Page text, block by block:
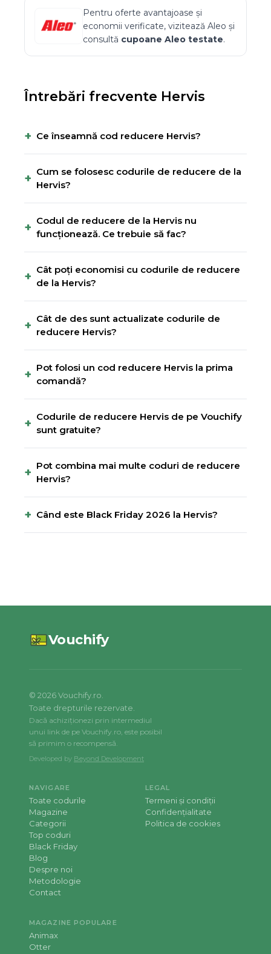
Pentru oferte avantajoase și
economii verificate, vizitează Aleo și
consultă cupoane Aleo testate.
Întrebări frecvente Hervis
+ Ce înseamnă cod reducere Hervis?
+ Cum se folosesc codurile de reducere de la
Hervis?
+ Codul de reducere de la Hervis nu
funcționează. Ce trebuie să fac?
+ Cât poți economisi cu codurile de reducere
de la Hervis?
+ Cât de des sunt actualizate codurile de
reducere Hervis?
+ Pot folosi un cod reducere Hervis la prima
comandă?
+ Codurile de reducere Hervis de pe Vouchify
sunt gratuite?
+ Pot combina mai multe coduri de reducere
Hervis?
+ Când este Black Friday 2026 la Hervis?
Vouchify
© 2026Vouchify.ro.
Toate drepturile rezervate.
Dacă achiziționezi prin intermediul
unui link de pe Vouchify.ro, este posibil
să primim o recompensă.
Developed by Beyond Development
NAVIGARE
Toate codurile
Magazine
Categorii
Top coduri
Black Friday
Blog
Despre noi
Metodologie
Contact
LEGAL
Termeni și condiții
Confidențialitate
Politica de cookies
MAGAZINE POPULARE
Animax
Otter